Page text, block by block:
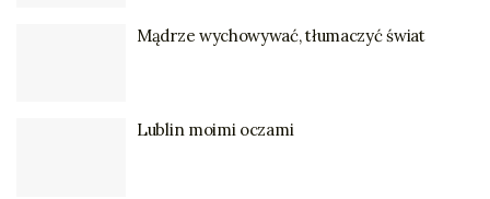
Mądrze wychowywać, tłumaczyć świat
Lublin moimi oczami